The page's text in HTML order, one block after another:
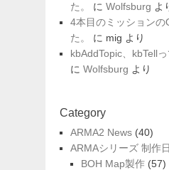
た。
に Wolfsburg よ
4本目のミッションの
た。
に mig より
kbAddTopic、kbTell
に Wolfsburg より
Category
ARMA2 News (40)
ARMAシリーズ 制作
BOH Map製作 (57)